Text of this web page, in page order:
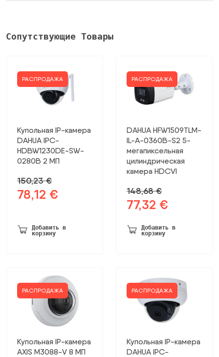
Сопутствующие Товары
РАСПРОДАЖА
Купольная IP-камера
DAHUA IPC-
HDBW1230DE-SW-
0280B 2 МП
150,23€
Первоначальная
150,23 €.
78,12 €
Добавить в
корзину
РАСПРОДАЖА
DAHUA HFW1509TLM-
IL-A-0360B-S2 5-
мегапиксельная
цилиндрическая
камера HDCVI
148,68€
Первоначальная
была:
148,68 €.
77,32 €
77,32 €.
Добавить в
корзину
РАСПРОДАЖА
Купольная IP-камера
AXIS M3088-V 8 МП
РАСПРОДАЖА
Купольная IP-камера
DAHUA IPC-